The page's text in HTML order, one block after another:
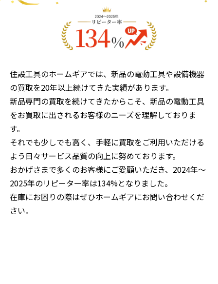
住設工具のホームギアでは、新品の電動工具や設備機器
の買取を20年以上続けてきた実績があります。
新品専門の買取を続けてきたからこそ、新品の電動工具
をお買取に出されるお客様のニーズを理解しておりま
す。
それでも少しでも高く、手軽に買取をご利用いただける
よう日々サービス品質の向上に努めております。
おかげさまで多くのお客様にご愛顧いただき、2024年～
2025年のリピーター率は134%となりました。
在庫にお困りの際はぜひホームギアにお問い合わせくだ
さい。